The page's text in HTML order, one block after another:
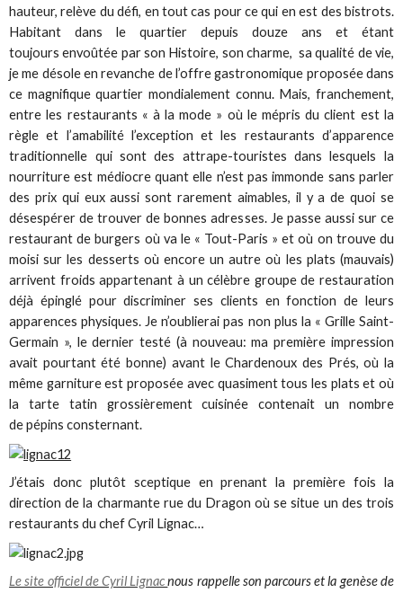
hauteur, relève du défi, en tout cas pour ce qui en est des bistrots.
Habitant dans le quartier depuis douze ans et étant
toujours envoûtée par son Histoire, son charme, sa qualité de vie,
je me désole en revanche de l’offre gastronomique proposée dans
ce magnifique quartier mondialement connu. Mais, franchement,
entre les restaurants « à la mode » où le mépris du client est la
règle et l’amabilité l’exception et les restaurants d’apparence
traditionnelle qui sont des attrape-touristes dans lesquels la
nourriture est médiocre quant elle n’est pas immonde sans parler
des prix qui eux aussi sont rarement aimables, il y a de quoi se
désespérer de trouver de bonnes adresses. Je passe aussi sur ce
restaurant de burgers où va le « Tout-Paris » et où on trouve du
moisi sur les desserts où encore un autre où les plats (mauvais)
arrivent froids appartenant à un célèbre groupe de restauration
déjà épinglé pour discriminer ses clients en fonction de leurs
apparences physiques. Je n’oublierai pas non plus la « Grille Saint-
Germain », le dernier testé (à nouveau: ma première impression
avait pourtant été bonne) avant le Chardenoux des Prés, où la
même garniture est proposée avec quasiment tous les plats et où
la tarte tatin grossièrement cuisinée contenait un nombre
de pépins consternant.
J’étais donc plutôt sceptique en prenant la première fois la
direction de la charmante rue du Dragon où se situe un des trois
restaurants du chef Cyril Lignac…
Le site officiel de Cyril Lignacnous rappelle son parcours et la genèse de